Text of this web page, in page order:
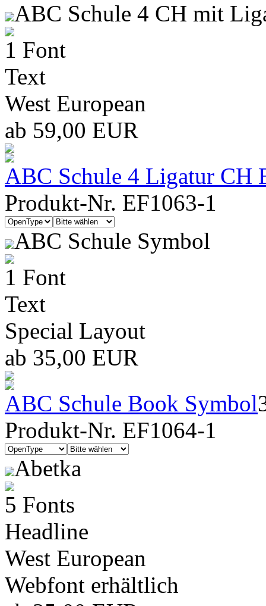
ABC Schule 4 CH mit
1 Font
Text
West European
ab 59,00 EUR
ABC Schule 4 Ligatur CH
Produkt-Nr. EF1063-1
ABC Schule Symbol
1 Font
Text
Special Layout
ab 35,00 EUR
ABC Schule Book Symbol
Produkt-Nr. EF1064-1
Abetka
5 Fonts
Headline
West European
Webfont erhältlich